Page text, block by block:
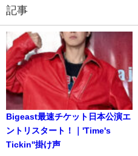
記事
Bigeast最速チケット日本公演エ
ントリスタート！｜'Time's
Tickin''掛け声